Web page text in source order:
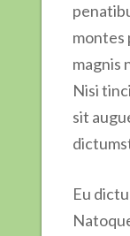
montes
magnis
Nisi
sit
Eu